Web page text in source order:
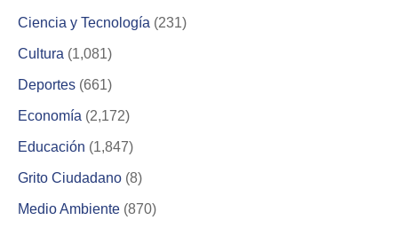
Ciencia y Tecnología (231)
Cultura (1,081)
Deportes (661)
Economía (2,172)
Educación (1,847)
Grito Ciudadano (8)
Medio Ambiente (870)